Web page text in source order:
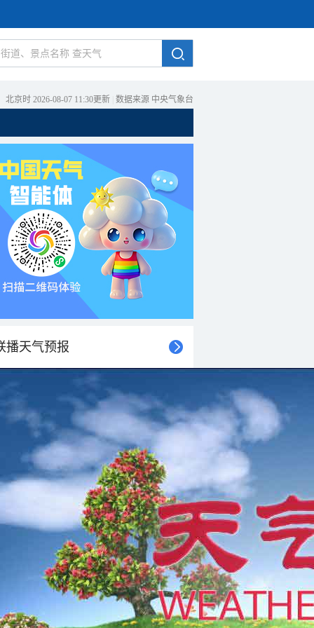
北京时 2026-08-07 11:30更新 数据来源 中央气象台
播天气预报